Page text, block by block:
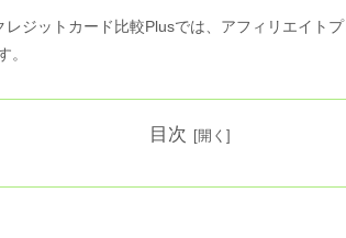
ジットカード比較Plusでは、アフィリエイト
。
目次